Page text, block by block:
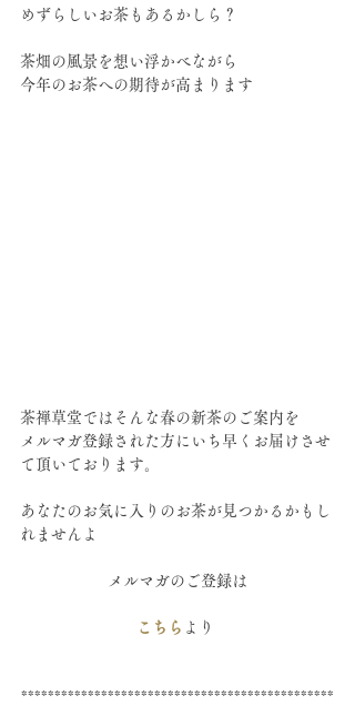
めずらしいお茶もあるかしら？
茶畑の風景を想い浮かべながら
今年のお茶への期待が高まります
茶禅草堂ではそんな春の新茶のご案内を
メルマガ登録された方にいち早くお届けさせ
て頂いております。
あなたのお気に入りのお茶が見つかるかもし
れませんよ
メルマガのご登録は
こちら より
***********************************************